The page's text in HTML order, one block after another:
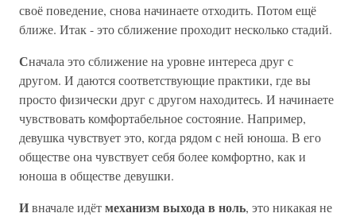
своё поведение, снова начинаете отходить. Потом ещё
ближе. Итак - это сближение проходит несколько стадий.
Сначала это сближение на уровне интереса друг с
другом. И даются соответствующие практики, где вы
просто физически друг с другом находитесь. И начинаете
чувствовать комфортабельное состояние. Например,
девушка чувствует это, когда рядом с ней юноша. В его
обществе она чувствует себя более комфортно, как и
юноша в обществе девушки.
Ивначале идётмеханизм выхода в ноль, это никакая не